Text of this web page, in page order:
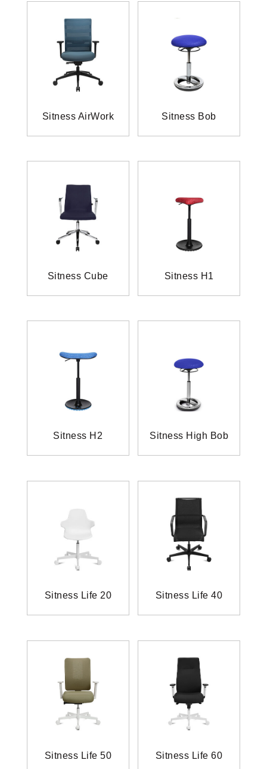
Sitness AirWork Sitness Bob
Sitness Cube Sitness H1
Sitness H2 Sitness High Bob
Sitness Life 20 Sitness Life 40
Sitness Life 50 Sitness Life 60